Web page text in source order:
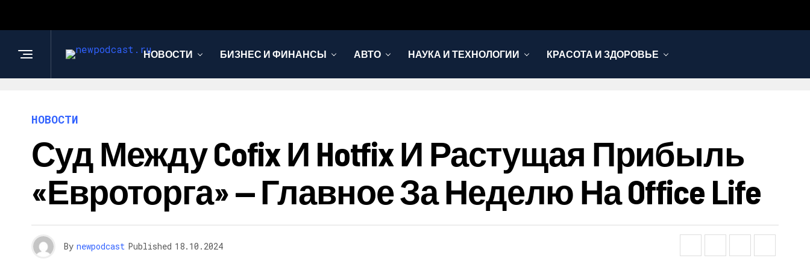
НОВОСТИ БИЗНЕС И ФИНАНСЫ АВТО НАУКА И ТЕХНОЛОГИИ КРАСОТА И ЗДОРОВЬЕ
НОВОСТИ
Суд Между Cofix И Hotfix И Растущая Прибыль
«Евроторга» — Главное За Неделю На Office Life
By newpodcast Published 18.10.2024